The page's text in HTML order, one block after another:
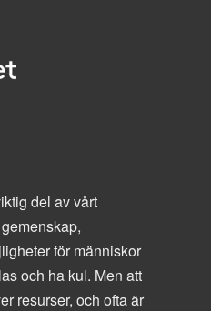
del av vårt
för människor
och ha kul. Men att
resurser, och ofta är